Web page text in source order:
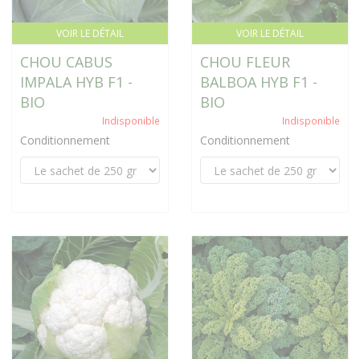
VOIR LE DÉTAIL
CHOU CABUS
IMPALA HYB F1 -
BIO
Indisponible
Conditionnement
VOIR LE DÉTAIL
CHOU FLEUR
BALBOA HYB F1 -
BIO
Indisponible
Conditionnement